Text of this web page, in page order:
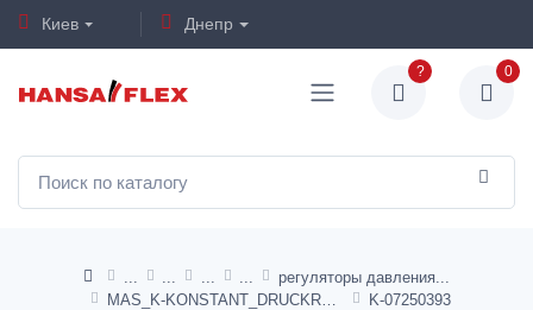
Киев Днепр
? 0
регуляторы давления
MAS_K-KONSTANT_DRUCKREGLER_STANDARD_1
K-07250393